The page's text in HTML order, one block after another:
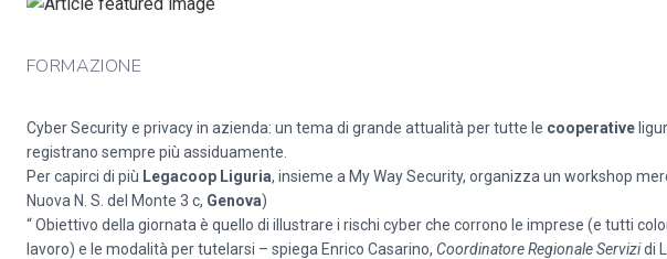
FORMAZIONE
Cyber Security e privacy in azienda: un tema di grande attualità per tutte le cooperative
registrano sempre più assiduamente.
Per capirci di più Legacoop Liguria, insieme a My Way Security, organizza un workshop
Nuova N. S. del Monte 3 c, Genova)
“ Obiettivo della giornata è quello di illustrare i rischi cyber che corrono le imprese (e tutti
lavoro) e le modalità per tutelarsi – spiega Enrico Casarino, Coordinatore Regionale Servizidi